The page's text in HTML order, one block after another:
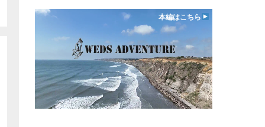
本編はこちら